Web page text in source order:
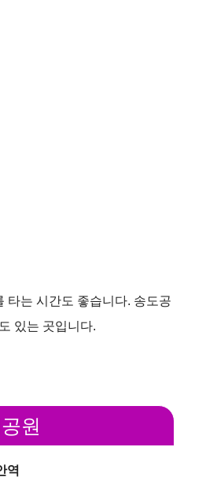
타는 시간도 좋습니다. 송도공
있는 곳입니다.
원
역